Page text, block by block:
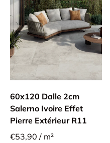
60x120 Dalle 2cm
Salerno Ivoire Effet
Pierre Extérieur R11
€53,90 / m²